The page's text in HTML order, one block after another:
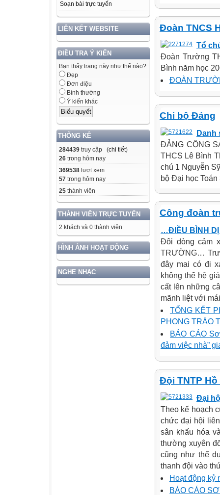
Soạn bài trực tuyến
LIÊN KẾT WEBSITE
ĐIỀU TRA Ý KIẾN
Bạn thấy trang này như thế nào?
Đẹp
Đơn điệu
Bình thường
Ý kiến khác
THỐNG KÊ
284439 truy cập (chi tiết)
26 trong hôm nay
369538 lượt xem
57 trong hôm nay
25 thành viên
THÀNH VIÊN TRỰC TUYẾN
2 khách và 0 thành viên
HÌNH ẢNH HOẠT ĐỘNG
NGHE NHẠC
Đoàn TNCS
Tổ
Đoàn Trường
Bình năm học
ĐOÀN
Chi bộ Đảng
Danh
ĐẢNG CỘNG
THCS Lê Bình
chú 1 Nguyễn
bộ Đại học
Công đoàn
…ĐIỀU BÌNH
Đôi dòng cảm
TRƯỜNG…
đây mai có đi
không thế hệ
cất lên những
mãnh liệt với
TỔNG KẾT
PHONG TRÀO
BÁO CÁO
đảm việc nhà”
Đội TNTP
Đại
Theo kế hoạch
chức đại hội
sân khấu hóa
thường xuyên
cũng như thể
thanh đội vào
Hoạt động kỷ
BÁO CÁO